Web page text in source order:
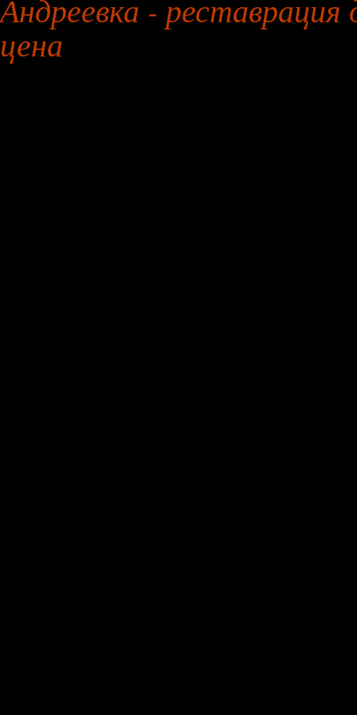
Андреевка -
цена